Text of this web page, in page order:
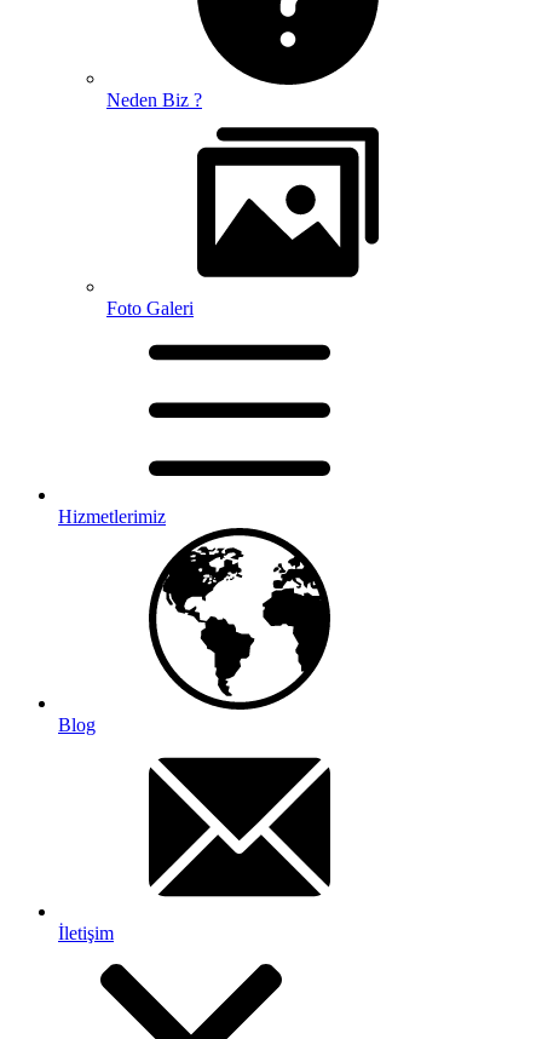
Neden Biz ?
Foto Galeri
Hizmetlerimiz
Blog
İletişim